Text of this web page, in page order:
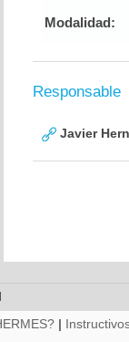
Modalidad:
Responsable
Javier
|